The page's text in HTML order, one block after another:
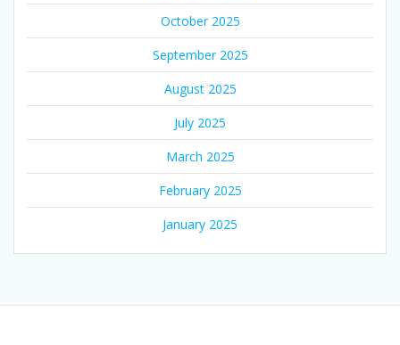
October 2025
September 2025
August 2025
July 2025
March 2025
February 2025
January 2025